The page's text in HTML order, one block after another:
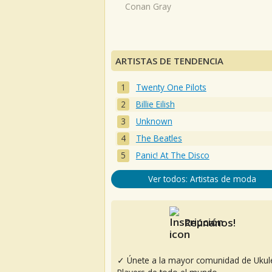
Conan Gray
ARTISTAS DE TENDENCIA
Twenty One Pilots
Billie Eilish
Unknown
The Beatles
Panic! At The Disco
Ver todos: Artistas de moda
Reúnanos!
✓ Únete a la mayor comunidad de